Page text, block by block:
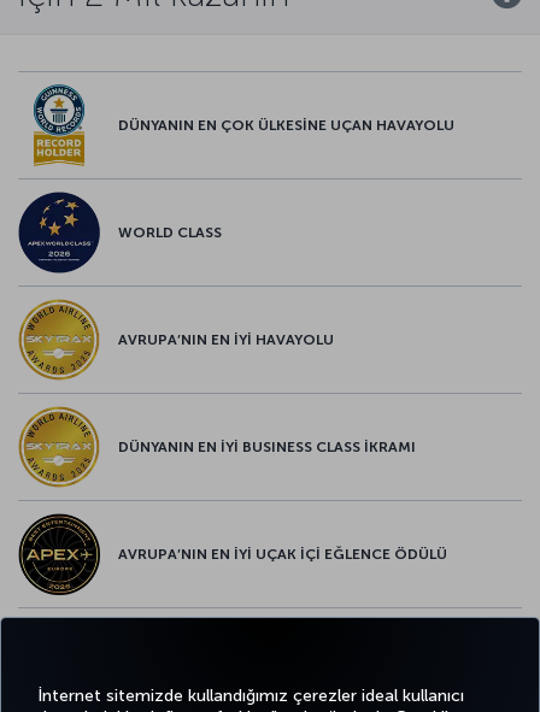
İnternet sitemizde kullandığımız çerezler ideal kullanıcı
DÜNYANIN EN ÇOK ÜLKESİNE UÇAN HAVAYOLU
WORLD CLASS
AVRUPA’NIN EN İYİ HAVAYOLU
DÜNYANIN EN İYİ BUSINESS CLASS İKRAMI
AVRUPA’NIN EN İYİ UÇAK İÇİ EĞLENCE ÖDÜLÜ